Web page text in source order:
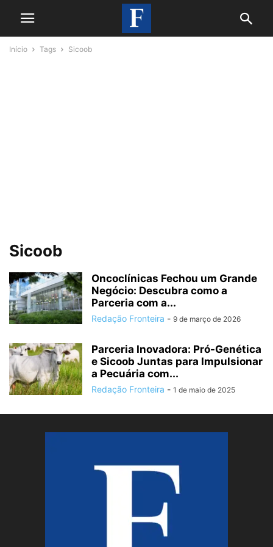
Início Tags Sicoob
Sicoob
Oncoclínicas Fechou um Grande
Negócio: Descubra como a
Parceria com a...
Redação Fronteira - 9 de março de 2026
Parceria Inovadora: Pró-Genética
e Sicoob Juntas para Impulsionar
a Pecuária com...
Redação Fronteira - 1 de maio de 2025